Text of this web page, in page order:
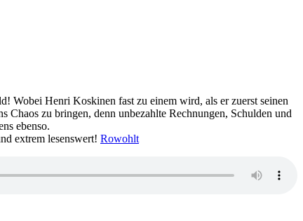
Wobei Henri Koskinen fast zu einem wird, als er zuerst seinen
zu bringen, denn unbezahlte Rechnungen, Schulden und
ebenso.
extrem lesenswert! Rowohlt